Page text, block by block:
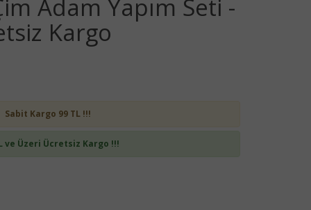
Adam Yapım Seti -
Kargo
Sabit Kargo 99 TL !!!
ve Üzeri Ücretsiz Kargo !!!